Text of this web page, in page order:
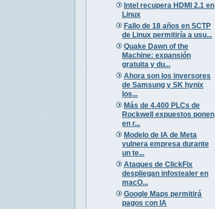
Intel recupera HDMI 2.1 en
Linux
Fallo de 18 años en SCTP
de Linux permitiría a usu...
Quake Dawn of the
Machine: expansión
gratuita y du...
Ahora son los inversores
de Samsung y SK hynix
los...
Más de 4.400 PLCs de
Rockwell expuestos ponen
en r...
Modelo de IA de Meta
vulnera empresa durante
un te...
Ataques de ClickFix
despliegan infostealer en
macO...
Google Maps permitirá
pagos con IA